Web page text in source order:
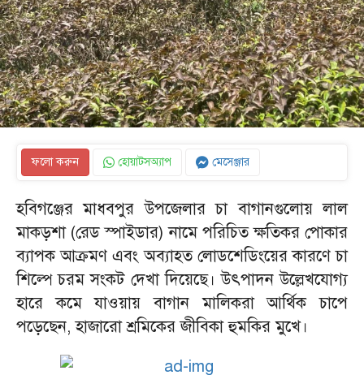
ফলো করুন হোয়াটসঅ্যাপ মেসেঞ্জার
হবিগঞ্জের মাধবপুর উপজেলার চা বাগানগুলোয় লাল
মাকড়শা (রেড স্পাইডার) নামে পরিচিত ক্ষতিকর পোকার
ব্যাপক আক্রমণ এবং অব্যাহত লোডশেডিংয়ের কারণে চা
শিল্পে চরম সংকট দেখা দিয়েছে। উৎপাদন উল্লেখযোগ্য
হারে কমে যাওয়ায় বাগান মালিকরা আর্থিক চাপে
পড়েছেন, হাজারো শ্রমিকের জীবিকা হুমকির মুখে।